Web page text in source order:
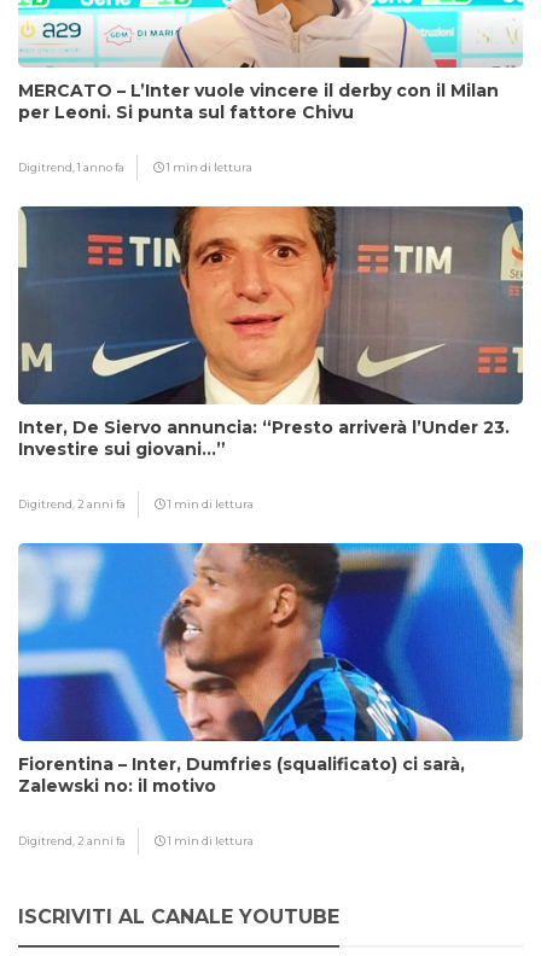
MERCATO – L’Inter vuole vincere il derby con il Milan
per Leoni. Si punta sul fattore Chivu
Digitrend,1 anno fa 1 min di lettura
Inter, De Siervo annuncia: “Presto arriverà l’Under 23.
Investire sui giovani…”
Digitrend, 2 anni fa 1 min di lettura
Fiorentina – Inter, Dumfries (squalificato) ci sarà,
Zalewski no: il motivo
Digitrend, 2 anni fa 1 min di lettura
ISCRIVITI AL CANALE YOUTUBE